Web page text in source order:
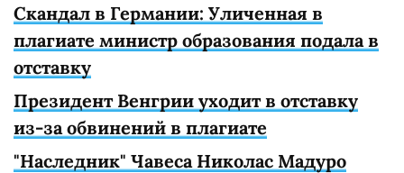
Скандал в Германии: Уличенная в
плагиате министр образования подала в
отставку
Президент Венгрии уходит в отставку
из-за обвинений в плагиате
"Наследник" Чавеса Николас Мадуро